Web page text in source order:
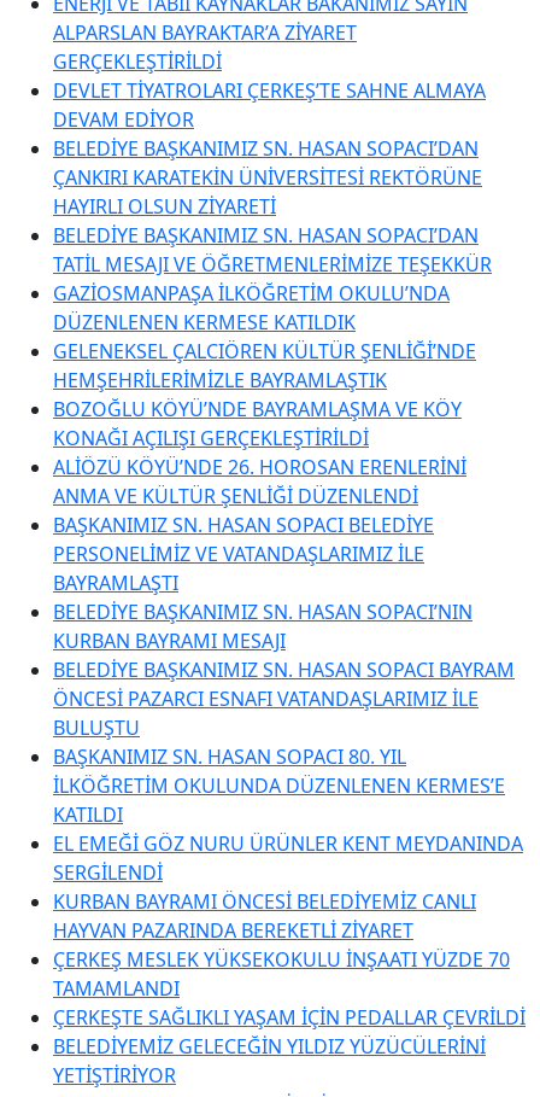
ALPARSLAN BAYRAKTAR’A ZİYARET
GERÇEKLEŞTİRİLDİ
DEVLET TİYATROLARI ÇERKEŞ’TE SAHNE ALMAYA
DEVAM EDİYOR
BELEDİYE BAŞKANIMIZ SN. HASAN SOPACI’DAN
ÇANKIRI KARATEKİN ÜNİVERSİTESİ REKTÖRÜNE
HAYIRLI OLSUN ZİYARETİ
BELEDİYE BAŞKANIMIZ SN. HASAN SOPACI’DAN
TATİL MESAJI VE ÖĞRETMENLERİMİZE TEŞEKKÜR
GAZİOSMANPAŞA İLKÖĞRETİM OKULU’NDA
DÜZENLENEN KERMESE KATILDIK
GELENEKSEL ÇALCIÖREN KÜLTÜR ŞENLİĞİ’NDE
HEMŞEHRİLERİMİZLE BAYRAMLAŞTIK
BOZOĞLU KÖYÜ’NDE BAYRAMLAŞMA VE KÖY
KONAĞI AÇILIŞI GERÇEKLEŞTİRİLDİ
ALİÖZÜ KÖYÜ’NDE 26. HOROSAN ERENLERİNİ
ANMA VE KÜLTÜR ŞENLİĞİ DÜZENLENDİ
BAŞKANIMIZ SN. HASAN SOPACI BELEDİYE
PERSONELİMİZ VE VATANDAŞLARIMIZ İLE
BAYRAMLAŞTI
BELEDİYE BAŞKANIMIZ SN. HASAN SOPACI’NIN
KURBAN BAYRAMI MESAJI
BELEDİYE BAŞKANIMIZ SN. HASAN SOPACI BAYRAM
ÖNCESİ PAZARCI ESNAFI VATANDAŞLARIMIZ İLE
BULUŞTU
BAŞKANIMIZ SN. HASAN SOPACI 80. YIL
İLKÖĞRETİM OKULUNDA DÜZENLENEN KERMES’E
KATILDI
EL EMEĞİ GÖZ NURU ÜRÜNLER KENT MEYDANINDA
SERGİLENDİ
KURBAN BAYRAMI ÖNCESİ BELEDİYEMİZ CANLI
HAYVAN PAZARINDA BEREKETLİ ZİYARET
ÇERKEŞ MESLEK YÜKSEKOKULU İNŞAATI YÜZDE 70
TAMAMLANDI
ÇERKEŞTE SAĞLIKLI YAŞAM İÇİN PEDALLAR ÇEVRİLDİ
BELEDİYEMİZ GELECEĞİN YILDIZ YÜZÜCÜLERİNİ
YETİŞTİRİYOR